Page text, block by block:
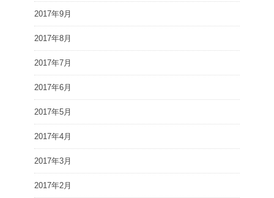
2017年9月
2017年8月
2017年7月
2017年6月
2017年5月
2017年4月
2017年3月
2017年2月